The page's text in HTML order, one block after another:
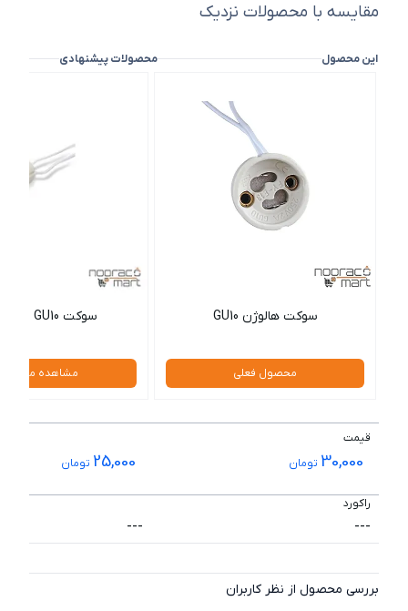
مقایسه با محصولات نزدیک
این محصول محصولات پیشنهادی
سوکت هالوژن GU10
محصول فعلی
سوکت SH- GU10 شعاع
مشاهده
قیمت
30,000 تومان 25,000 تومان
راکورد
---
---
بررسی محصول از نظر کاربران